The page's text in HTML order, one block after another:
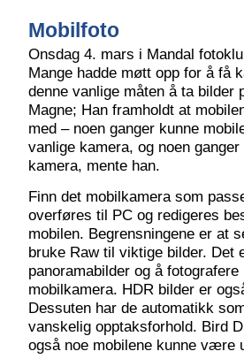
Mobilfoto
Onsdag 4. mars i Mandal
Mange hadde møtt opp for å få
denne vanlige måten å ta bilder
Magne; Han framholdt at
med – noen ganger kunne
vanlige kamera, og noen
kamera, mente han.
Finn det mobilkamera som
overføres til PC og redigeres
mobilen. Begrensningene er at
bruke Raw til viktige bilder. Det
panoramabilder og å
mobilkamera. HDR bilder er
Dessuten har de automatikk
vanskelig opptaksforhold. Bird
også noe mobilene kunne være